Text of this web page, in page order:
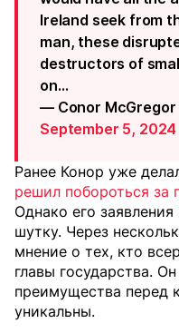
Ireland seek from
man, these
destructors of
on…
— Conor McGregor
September 5, 2024
Ранее Конор уже
решил побороться за
Однако его
шутку. Через
мнение о тех, кто
главы государства.
преимущества перед
уникальны.